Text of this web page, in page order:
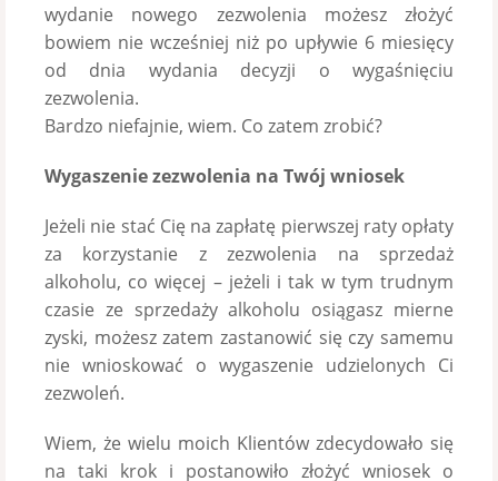
wydanie nowego zezwolenia możesz złożyć
bowiem nie wcześniej niż po upływie 6 miesięcy
od dnia wydania decyzji o wygaśnięciu
zezwolenia.
Bardzo niefajnie, wiem. Co zatem zrobić?
Wygaszenie zezwolenia na Twój wniosek
Jeżeli nie stać Cię na zapłatę pierwszej raty opłaty
za korzystanie z zezwolenia na sprzedaż
alkoholu, co więcej – jeżeli i tak w tym trudnym
czasie ze sprzedaży alkoholu osiągasz mierne
zyski, możesz zatem zastanowić się czy samemu
nie wnioskować o wygaszenie udzielonych Ci
zezwoleń.
Wiem, że wielu moich Klientów zdecydowało się
na taki krok i postanowiło złożyć wniosek o